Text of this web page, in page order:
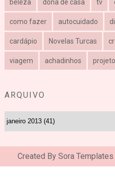
beleza dona de casa tv
como fazer autocuidado
cardápio Novelas Turcas
viagem achadinhos
ARQUIVO
Created By Sora Templates